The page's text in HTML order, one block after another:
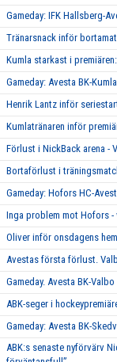
Gameday: IFK Hallsberg-
Tränarsnack inför
Kumla starkast i
Gameday: Avesta BK-
Henrik Lantz inför
Kumlatränaren inför
Förlust i NickBack arena -
Bortaförlust i
Gameday: Hofors HC-
Inga problem mot Hofors -
Oliver inför onsdagens
Avestas första förlust.
Gameday. Avesta BK-Valbo
ABK-seger i
Gameday: Avesta BK-
ABK:s senaste nyförvärv